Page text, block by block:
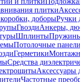
плитки
доборыРучки
ГвоздиАнкеры,
Шплинты
Потолочные панели
Герметики
Средства
Аксессуары
Частотные